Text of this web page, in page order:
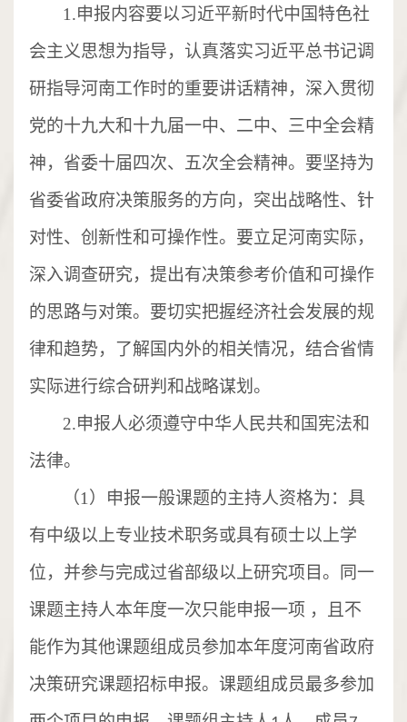
1.申报内容要以习近平新时代中国特色社
会主义思想为指导，认真落实习近平总书记调
研指导河南工作时的重要讲话精神，深入贯彻
党的十九大和十九届一中、二中、三中全会精
神，省委十届四次、五次全会精神。要坚持为
省委省政府决策服务的方向，突出战略性、针
对性、创新性和可操作性。要立足河南实际，
深入调查研究，提出有决策参考价值和可操作
的思路与对策。要切实把握经济社会发展的规
律和趋势，了解国内外的相关情况，结合省情
实际进行综合研判和战略谋划。
2.申报人必须遵守中华人民共和国宪法和
法律。
（1 ）申报一般课题的主持人资格为：具
有中级以上专业技术职务或具有硕士以上学
位，并参与完成过省部级以上研究项目。同一
课题主持人本年度一次只能申报一项 ，且不
能作为其他课题组成员参加本年度河南省政府
决策研究课题招标申报。课题组成员最多参加